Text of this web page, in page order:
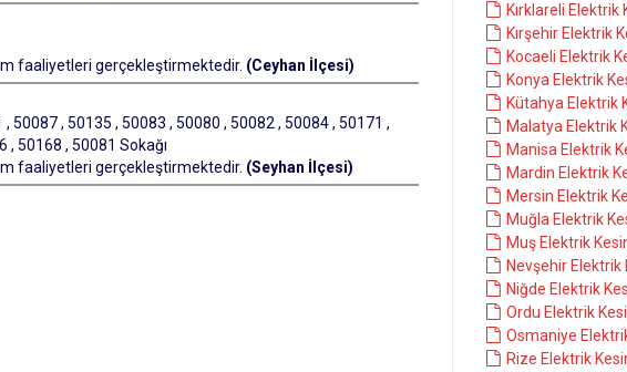
faaliyetleri gerçekleştirmektedir. (Ceyhan İlçesi)
50087 , 50135 , 50083 , 50080 , 50082 , 50084 , 50171 ,
, 50168 , 50081 Sokağı
faaliyetleri gerçekleştirmektedir. (Seyhan İlçesi)
Kırklareli Elektrik
Kırşehir Elektrik
Kocaeli Elektrik
Konya Elektrik
Kütahya Elektrik
Malatya Elektrik
Manisa Elektrik
Mardin Elektrik
Mersin Elektrik
Muğla Elektrik
Muş Elektrik
Nevşehir Elektrik
Niğde Elektrik
Ordu Elektrik
Osmaniye
Rize Elektrik